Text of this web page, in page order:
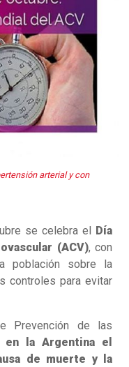
arterial y con
se celebra el
Día
(ACV), con
población sobre la
controles para evitar
Prevención de las
en la Argentina el
de muerte y la